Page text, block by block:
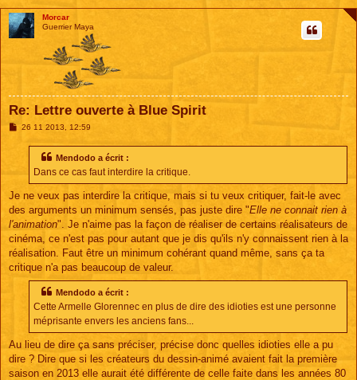
Morcar
Guerrier Maya
Re: Lettre ouverte à Blue Spirit
M26 11 2013, 12:59
Mendodo a écrit :
Dans ce cas faut interdire la critique.
Je ne veux pas interdire la critique, mais si tu veux critiquer, fait-le avec
des arguments un minimum sensés, pas juste dire "Elle ne connait rien à
l'animation". Je n'aime pas la façon de réaliser de certains réalisateurs de
cinéma, ce n'est pas pour autant que je dis qu'ils n'y connaissent rien à la
réalisation. Faut être un minimum cohérant quand même, sans ça ta
critique n'a pas beaucoup de valeur.
Mendodo a écrit :
Cette Armelle Glorennec en plus de dire des idioties est une personne
méprisante envers les anciens fans...
Au lieu de dire ça sans préciser, précise donc quelles idioties elle a pu
dire ? Dire que si les créateurs du dessin-animé avaient fait la première
saison en 2013 elle aurait été différente de celle faite dans les années 80